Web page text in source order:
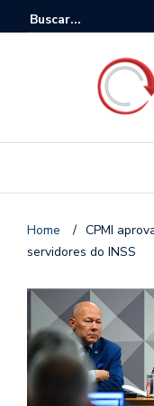
Home / CPMI
servidores do INSS